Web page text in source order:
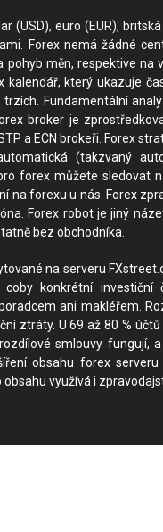
(USD), euro (EUR),
Forex nemá žádné
pohyb měn, respektive
který ukazuje
Fundamentální
broker je
a ECN brokeři. Forex
(takzvaný
forex můžete sledovat
na forexu u nás. Forex
Forex robot je jiný
bez obchodníka.
na serveru
konkrétní investiční
ani makléřem.
ztráty. U 69 až 80 %
smlouvy fungují,
obsahu forex
obsahu využívá i